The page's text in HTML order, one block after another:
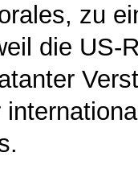
zu
die US-